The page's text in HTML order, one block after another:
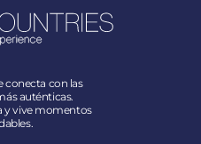
conecta con las
auténticas.
y vive momentos